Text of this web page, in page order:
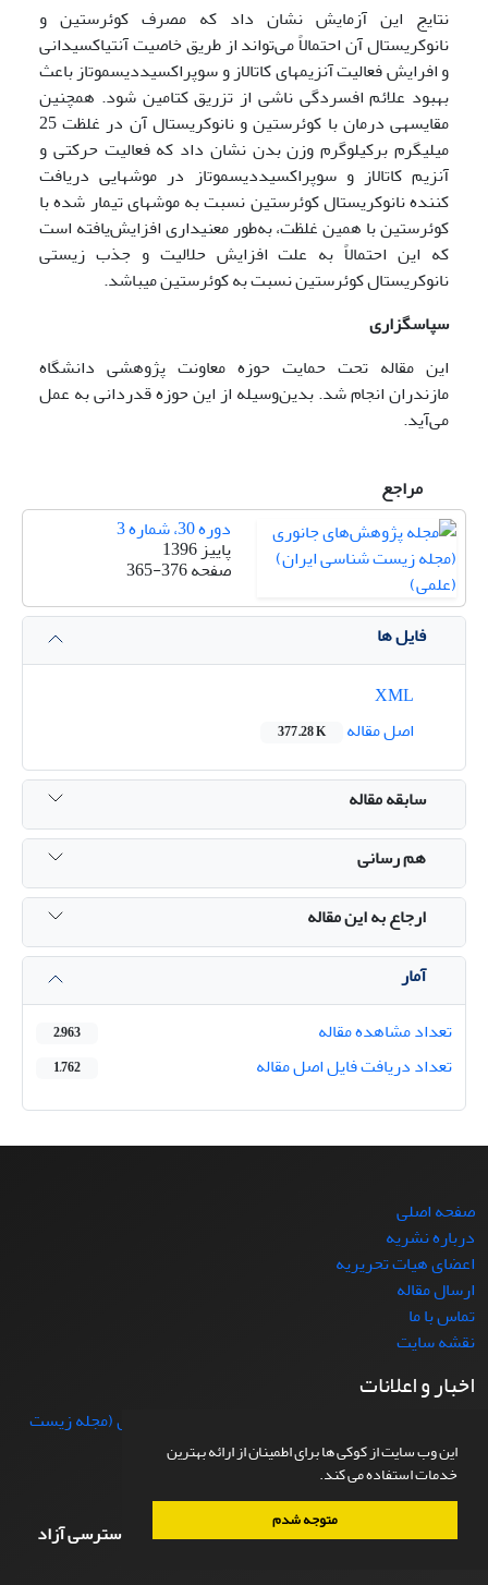
این وب سایت از کوکی ها برای اطمینان از ارائه بهترین
خدمات استفاده می کند.
متوجه شدم
نتایج این آزمایش نشان داد که مصرف کوئرستین و
نانوکریستال آن احتمالاً می‌تواند از طریق خاصیت آنتی­اکسیدانی
و افرایش فعالیت آنزیم­های کاتالاز و سوپراکسیددیسموتاز باعث
بهبود علائم افسردگی ناشی از تزریق کتامین شود. همچنین
مقایسه‏ی درمان با کوئرستین و نانوکریستال آن در غلظت 25
میلی­گرم برکیلوگرم وزن بدن نشان داد که فعالیت حرکتی و
آنزیم کاتالاز و سوپراکسیددیسموتاز در موش­هایی دریافت
کننده نانوکریستال کوئرستین نسبت به موش­های تیمار شده با
کوئرستین با همین غلظت، به‌طور معنی­داری افزایش‌یافته است
که این احتمالاً به علت افزایش حلالیت و جذب زیستی
نانوکریستال کوئرستین نسبت به کوئرستین می­باشد.
سپاسگزاری
این مقاله تحت حمایت حوزه معاونت پژوهشی دانشگاه
مازندران انجام شد. بدین‌وسیله از این حوزه قدردانی به عمل
می‌آید.
مراجع
دوره 30، شماره 3
پاییز 1396
صفحه365-376
فایل ها
اصل مقاله
377.28 K
سابقه مقاله
هم رسانی
ارجاع به این مقاله
آمار
تعداد مشاهده مقاله
2,963
تعداد دریافت فایل اصل مقاله 1,762
صفحه اصلی
درباره نشریه
اعضای هیات تحریریه
ارسال مقاله
تماس با ما
نقشه سایت
اخبار و اعلانات
اعلان انتشار جدیدترین شماره مجله پژوهشهای جانوری (مجله زیست
شناسی ایران)، شماره (3)37
1403-09-04
اطلاعات کپی رایت
مقالات منتشر شده در مجله پژوهشهای جانوری مجوز دسترسی آزاد